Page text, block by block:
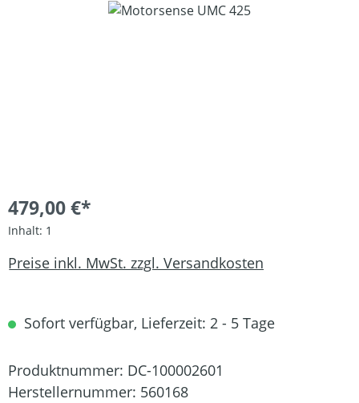
Bildergalerie überspringen
479,00 €*
Inhalt: 1
Preise inkl. MwSt. zzgl. Versandkosten
Sofort verfügbar, Lieferzeit: 2 - 5 Tage
Produktnummer: DC-100002601
Herstellernummer: 560168